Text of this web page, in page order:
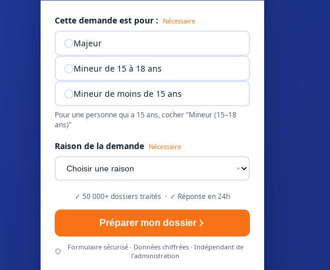
Cette demande est pour : Nécessaire
Majeur
Mineur de 15 à 18 ans
Mineur de moins de 15 ans
Pour une personne qui a 15 ans, cocher "Mineur (15–18
ans)"
Raison de la demande Nécessaire
✓ 50 000+ dossiers traités · ✓ Réponse en 24h
Préparer mon dossier
Formulaire sécurisé · Données chiffrées · Indépendant de
l'administration